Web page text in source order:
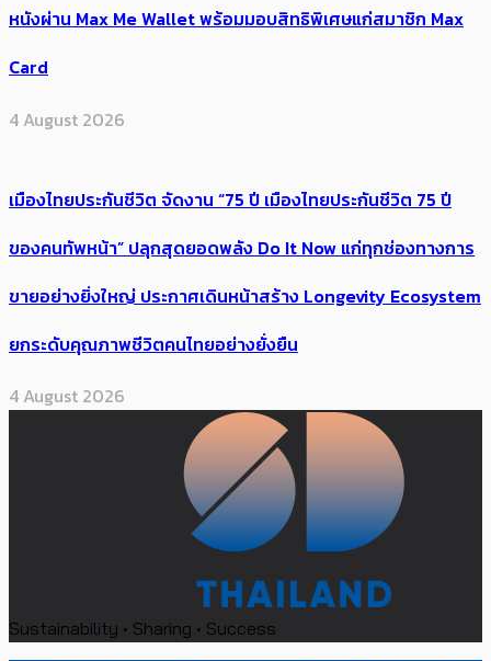
หนังผ่าน Max Me Wallet พร้อมมอบสิทธิพิเศษแก่สมาชิก Max
Card
4 August 2026
เมืองไทยประกันชีวิต จัดงาน “75 ปี เมืองไทยประกันชีวิต 75 ปี
ของคนทัพหน้า” ปลุกสุดยอดพลัง Do It Now แก่ทุกช่องทางการ
ขายอย่างยิ่งใหญ่ ประกาศเดินหน้าสร้าง Longevity Ecosystem
ยกระดับคุณภาพชีวิตคนไทยอย่างยั่งยืน
4 August 2026
Sustainability • Sharing • Success